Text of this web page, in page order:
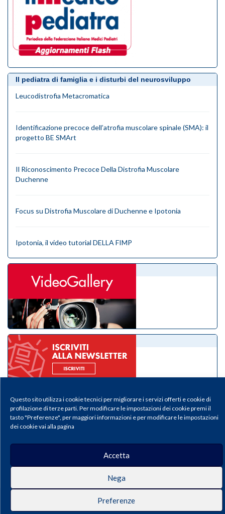
Questo sito utilizza i cookie tecnici per migliorare i servizi offerti e cookie di
profilazione di terze parti. Per modificare le impostazioni dei cookie premi il
tasto "Preferenze", per maggiori informazioni e per modificare le impostazioni
dei cookie vai alla pagina
Accetta
Nega
Preferenze
Il pediatra di famiglia e i disturbi del neurosviluppo
Leucodistrofia Metacromatica
Identificazione precoce dell’atrofia muscolare spinale (SMA): il
progetto BE SMArt
Il Riconoscimento Precoce Della Distrofia Muscolare
Duchenne
Focus su Distrofia Muscolare di Duchenne e Ipotonia
Ipotonia, il video tutorial DELLA FIMP
eNewsletter
Il Medico Pediatra - Periodico della Federazione Italiana Medici Pediatri |
Publisher: Pacini Editore SRL, Via Gherardesca 1, 56121 Ospedaletto (Pisa),
Italy | E-mail:info@pacinieditore.it| Website:www.pacinimedicina.it| ISSN:
2611-5573 (Print) – ISSN 2611-5212 (Online)